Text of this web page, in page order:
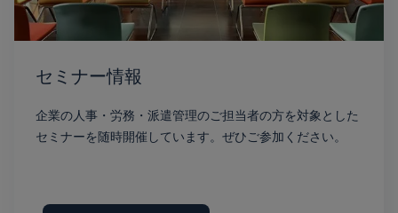
セミナー情報
企業の人事・労務・派遣管理のご担当者の方を対象とした
セミナーを随時開催しています。ぜひご参加ください。